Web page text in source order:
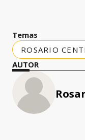
Temas
ROSARIO
AUTOR